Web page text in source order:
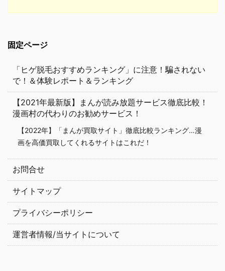
固定ページ
「ヒゲ脱毛おすすめランキング」に注意！騙されない
で！＆体験レポート＆ランキング
【2021年最新版】まんが読み放題サービス徹底比較！
漫画村の代わりのお勧めサービス！
【2022年】「まんが買取サイト」徹底比較ランキング…漫
画を高価買取してくれるサイトはこれだ！
お問合せ
サイトマップ
プライバシーポリシー
運営者情報/当サイトについて